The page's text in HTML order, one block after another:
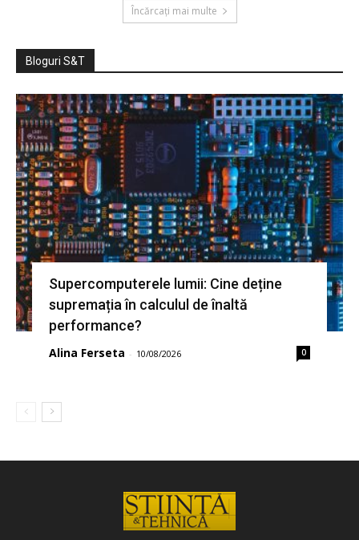
Încărcați mai multe
Bloguri S&T
Supercomputerele lumii: Cine deține
supremația în calculul de înaltă
performance?
Alina Ferseta - 10/08/2026 0